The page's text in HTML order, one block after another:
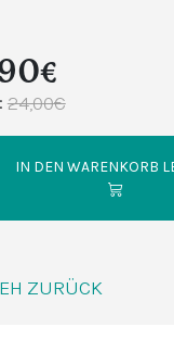
24,00€
ZURÜCK